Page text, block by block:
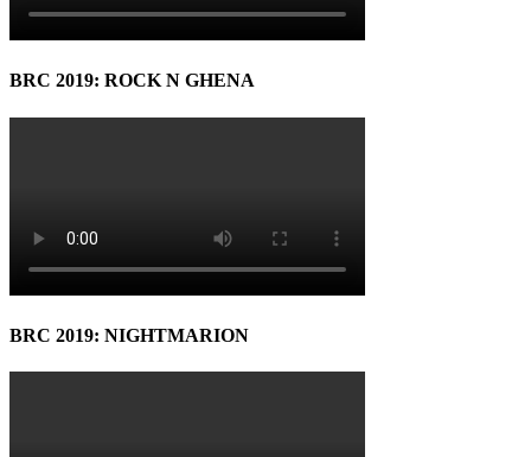
BRC 2019: ROCK N GHENA
BRC 2019: NIGHTMARION